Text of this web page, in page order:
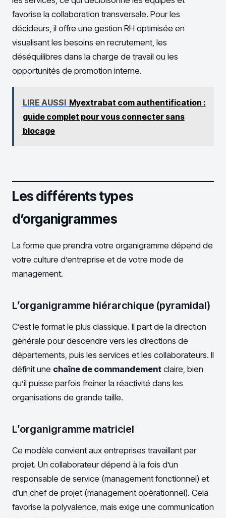
favorise la collaboration transversale. Pour les
décideurs, il offre une gestion RH optimisée en
visualisant les besoins en recrutement, les
déséquilibres dans la charge de travail ou les
opportunités de promotion interne.
LIRE AUSSI Myextrabat com authentification :
guide complet pour vous connecter sans
blocage
Les différents types
d’organigrammes
La forme que prendra votre organigramme dépend de
votre culture d’entreprise et de votre mode de
management.
L’organigramme hiérarchique (pyramidal)
C’est le format le plus classique. Il part de la direction
générale pour descendre vers les directions de
départements, puis les services et les collaborateurs. Il
définit une chaîne de commandement claire, bien
qu’il puisse parfois freiner la réactivité dans les
organisations de grande taille.
L’organigramme matriciel
Ce modèle convient aux entreprises travaillant par
projet. Un collaborateur dépend à la fois d’un
responsable de service (management fonctionnel) et
d’un chef de projet (management opérationnel). Cela
favorise la polyvalence, mais exige une communication